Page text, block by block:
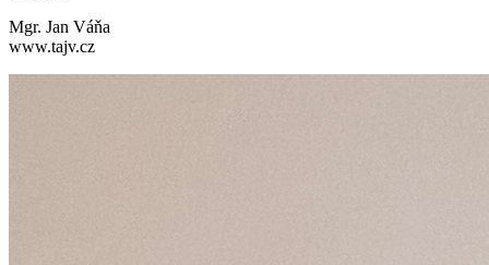
Mgr. Jan Váňa
www.tajv.cz